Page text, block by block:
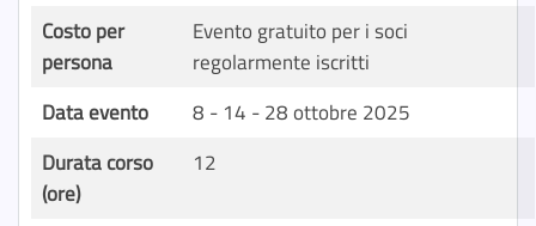
Costo per
persona
Evento gratuito per i soci
regolarmente iscritti
Data evento
8 - 14 - 28 ottobre 2025
Durata corso
(ore)
12